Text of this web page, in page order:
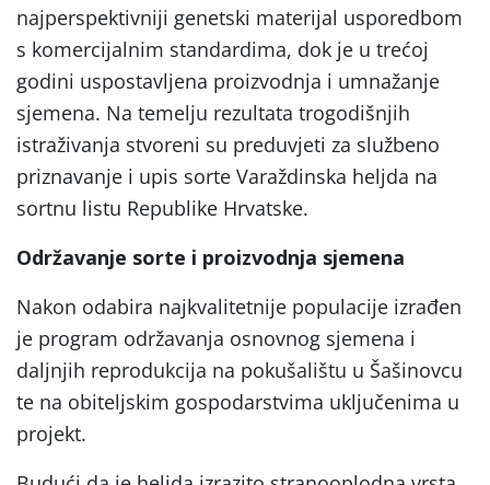
najperspektivniji genetski materijal usporedbom
s komercijalnim standardima, dok je u trećoj
godini uspostavljena proizvodnja i umnažanje
sjemena. Na temelju rezultata trogodišnjih
istraživanja stvoreni su preduvjeti za službeno
priznavanje i upis sorte Varaždinska heljda na
sortnu listu Republike Hrvatske.
Održavanje sorte i proizvodnja sjemena
Nakon odabira najkvalitetnije populacije izrađen
je program održavanja osnovnog sjemena i
daljnjih reprodukcija na pokušalištu u Šašinovcu
te na obiteljskim gospodarstvima uključenima u
projekt.